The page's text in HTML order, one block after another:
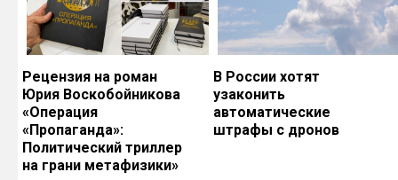
Рецензия на роман
Юрия Воскобойникова
«Операция
«Пропаганда»:
Политический триллер
на грани метафизики»
В России хотят
узаконить
автоматические
штрафы с дронов